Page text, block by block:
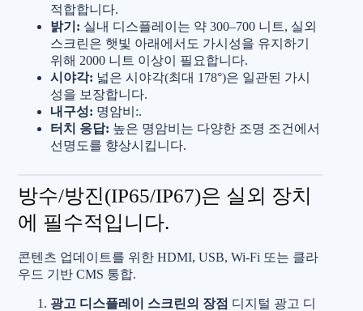
적합합니다.
밝기: 실내 디스플레이는 약 300–700 니트, 실외
스크린은 햇빛 아래에서도 가시성을 유지하기
위해 2000 니트 이상이 필요합니다.
시야각: 넓은 시야각(최대 178°)은 일관된 가시
성을 보장합니다.
내구성: 명암비:.
터치 응답: 높은 명암비는 다양한 조명 조건에서
선명도를 향상시킵니다.
방수/방진(IP65/IP67)은 실외 장치
에 필수적입니다.
콘텐츠 업데이트를 위한 HDMI, USB, Wi-Fi 또는 클라
우드 기반 CMS 통합.
광고 디스플레이 스크린의 장점 디지털 광고 디